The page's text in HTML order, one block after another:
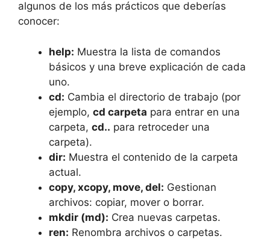
algunos de los más prácticos que deberías
conocer:
help: Muestra la lista de comandos
básicos y una breve explicación de cada
uno.
cd: Cambia el directorio de trabajo (por
ejemplo, cd carpeta para entrar en una
carpeta, cd.. para retroceder una
carpeta).
dir: Muestra el contenido de la carpeta
actual.
copy, xcopy, move, del: Gestionan
archivos: copiar, mover o borrar.
mkdir (md): Crea nuevas carpetas.
ren: Renombra archivos o carpetas.